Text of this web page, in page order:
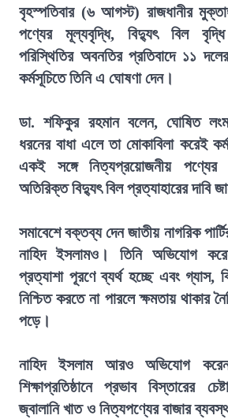
বৃহস্পতিবার (৬ আগস্ট) রাজধানীর
পণ্যের মূল্যবৃদ্ধি, বিদ্যুৎ বিল
পরিস্থিতির অবনতির প্রতিবাদে ১১
কর্মসূচিতে তিনি এ ঘোষণা দেন।
ডা. শফিকুর রহমান বলেন, ঘোষিত
ধরনের বাধা এলে তা মোকাবিলা করেই
একই সঙ্গে নিত্যপ্রয়োজনীয় পণ্যের
অতিরিক্ত বিদ্যুৎ বিল প্রত্যাহারের দাবি
সমাবেশে বক্তব্য দেন জাতীয় নাগরিক
নাহিদ ইসলামও। তিনি অভিযোগ
প্রত্যাশা পূরণে ব্যর্থ হচ্ছে এবং গ্যাস,
নিশ্চিত করতে না পারলে ক্ষমতায় থাকার
পড়ে।
নাহিদ ইসলাম আরও অভিযোগ
শিক্ষাপ্রতিষ্ঠানে প্রভাব বিস্তারের
জ্বালানি খাত ও নিত্যপণ্যের বাজার